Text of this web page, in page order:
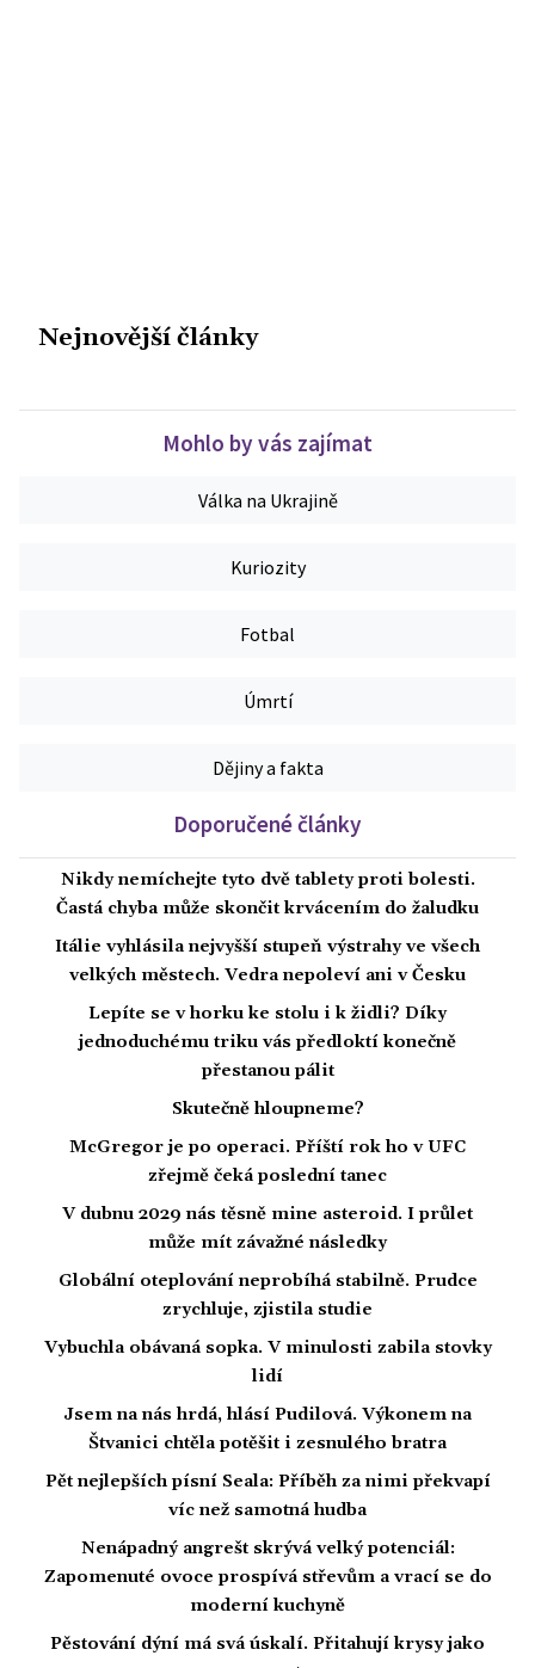
Nejnovější články
Mohlo by vás zajímat
Válka na Ukrajině
Kuriozity
Fotbal
Úmrtí
Dějiny a fakta
Doporučené články
Nikdy nemíchejte tyto dvě tablety proti bolesti.
Častá chyba může skončit krvácením do žaludku
Itálie vyhlásila nejvyšší stupeň výstrahy ve všech
velkých městech. Vedra nepoleví ani v Česku
Lepíte se v horku ke stolu i k židli? Díky
jednoduchému triku vás předloktí konečně
přestanou pálit
Skutečně hloupneme?
McGregor je po operaci. Příští rok ho v UFC
zřejmě čeká poslední tanec
V dubnu 2029 nás těsně mine asteroid. I průlet
může mít závažné následky
Globální oteplování neprobíhá stabilně. Prudce
zrychluje, zjistila studie
Vybuchla obávaná sopka. V minulosti zabila stovky
lidí
Jsem na nás hrdá, hlásí Pudilová. Výkonem na
Štvanici chtěla potěšit i zesnulého bratra
Pět nejlepších písní Seala: Příběh za nimi překvapí
víc než samotná hudba
Nenápadný angrešt skrývá velký potenciál:
Zapomenuté ovoce prospívá střevům a vrací se do
moderní kuchyně
Pěstování dýní má svá úskalí. Přitahují krysy jako